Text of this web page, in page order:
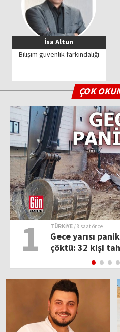
İsa Altun
Bilişim güvenlik farkındalığı
ÇOK
1 TÜRKİYE / 8 saat önce
Gece yarısı
çöktü: 32 kişi